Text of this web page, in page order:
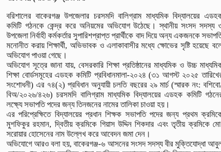
বরিশালের বাকেরগঞ্জ উপজেলার চরসমদি বালিগ্রাম মাধ্যমিক বিদ্যালয়ের
কমিটি গঠনকে কেন্দ্র করে অনিয়মের অভিযোগ উঠেছে। স্থানীয় সংসদ সদস্য
উপজেলা নির্বাহী কর্মকর্তার সুপারিশপ্রাপ্ত প্রার্থীকে বাদ দিয়ে অন্য একজনকে
মনোনীত করায় শিক্ষার্থী, অভিভাবক ও এলাকাবাসীর মধ্যে ক্ষোভের সৃষ্টি হয়েছে
অভিযোগ পাওয়া গেছে।
অভিযোগ সূত্রে জানা যায়, বেসরকারি শিক্ষা প্রতিষ্ঠানের মাধ্যমিক ও উচ্চ
শিক্ষা বোর্ডসমূহের এডহক কমিটি প্রবিধানমালা-২০২৪ (৩১ আগস্ট ২০২৫
সংশোধনী) এর ৭৪(২) প্রবিধান অনুযায়ী চলতি বছরের ২৯ মার্চ (স্মারক নং:
বিঅ/২০২৬/৪২৬) চরসমদি বালিগ্রাম মাধ্যমিক বিদ্যালয়ের এডহক কমিটি
লক্ষ্যে সভাপতি পদের জন্য তিনজনের নামের তালিকা চাওয়া হয়।
এর পরিপ্রেক্ষিতে বিদ্যালয়ের প্রধান শিক্ষক সভাপতি পদের জন্য প্রথম
মুশফিকুর রহমান, দ্বিতীয় ক্রমিকে গিয়াস উদ্দিন শিকদার এবং তৃতীয় ক্রমিকে
সরোয়ার হোসেনের নাম উল্লেখ করে আবেদন জমা দেন।
অভিযোগে আরও বলা হয়, বাকেরগঞ্জ-৬ আসনের সংসদ সদস্য বীর মুক্তিযোদ্ধা